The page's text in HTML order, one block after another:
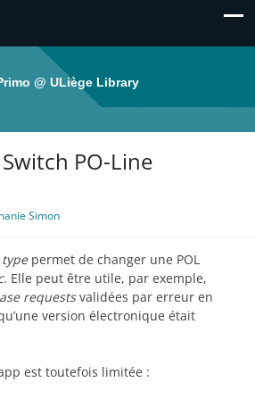
@ ULiège Library
PO-Line
Simon
permet de changer une POL
. Elle peut être utile, par exemple,
requestsvalidées par erreur en
version électronique était
est toutefois limitée :